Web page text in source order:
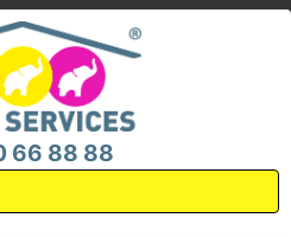
66 88 88